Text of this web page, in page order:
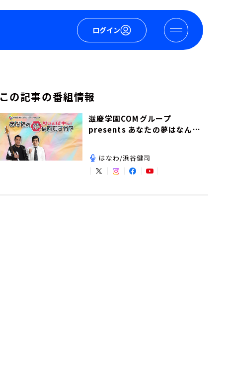
ログイン
この記事の番組情報
滋慶学園COMグループ
presents あなたの夢はなんで
はなわ/浜谷健司